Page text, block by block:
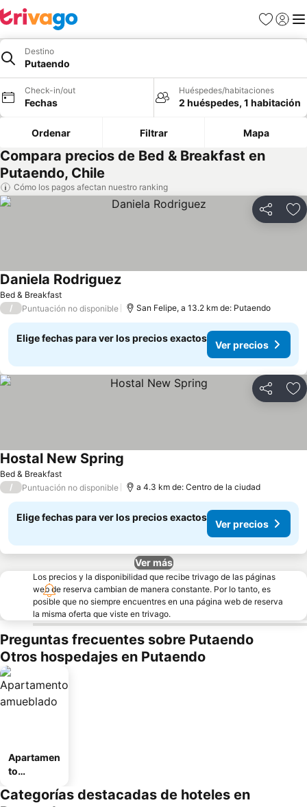
Favoritos
Iniciar
Destino
Putaendo
Check-in/out
Fechas
Huéspedes/habitaciones
2 huéspedes, 1 habitación
Ordenar Filtrar Mapa
Compara precios de Bed & Breakfast en
Putaendo, Chile
Cómo los pagos afectan nuestro ranking
Compartir
Bed & Breakfast
Daniela Rodriguez
/ Puntuación no disponible San Felipe, a 13.2 km de: Putaendo
Elige fechas para ver los precios exactos
Ver precios
Compartir
Bed & Breakfast
Hostal New Spring
/ Puntuación no disponible a 4.3 km de: Centro de la ciudad
Elige fechas para ver los precios exactos
Ver precios
Ver más
Los precios y la disponibilidad que recibe trivago de las páginas
web de reserva cambian de manera constante. Por lo tanto, es
posible que no siempre encuentres en una página web de reserva
la misma oferta que viste en trivago.
Preguntas frecuentes sobre Putaendo
Otros hospedajes en Putaendo
Apartamen
to
o
Categorías destacadas de hoteles en